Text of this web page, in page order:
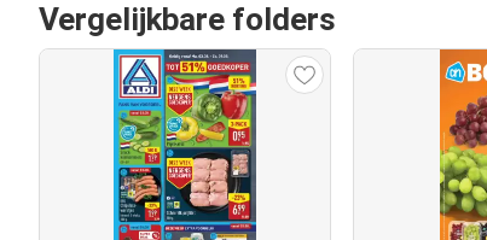
Vergelijkbare folders